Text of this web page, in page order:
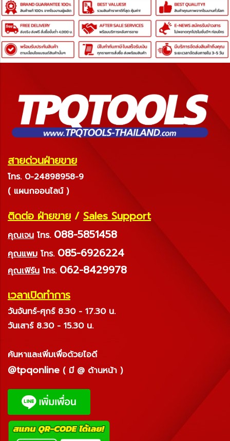
สายด่วนฝ่ายขาย
โทร. 0-24898958-9
( แผนกออนไลน์ )
ติดต่อ ฝ่ายขาย / Sales Support
คุณเจน โทร. 088-5851458
คุณแพม โทร. 085-6926224
คุณเฟิร์น โทร. 062-8429978
เวลาเปิดทำการ
วันจันทร์-ศุกร์ 8.30 - 17.30 น.
วันเสาร์ 8.30 - 15.30 น.
ค้นหาและเพิ่มเพื่อด้วยไอดี
@tpqonline ( มี @ ด้านหน้า )